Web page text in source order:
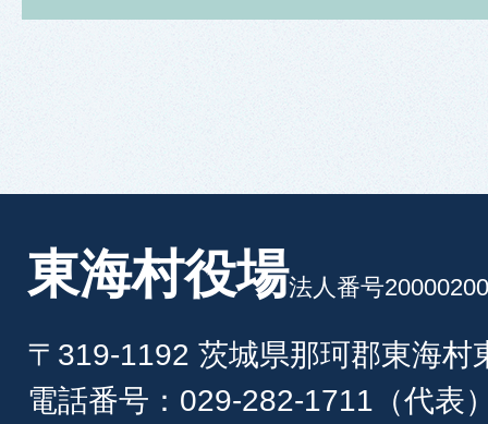
東海村役場法人番号
〒319-1192 茨城県那珂郡東海村
電話番号：029-282-1711（代表